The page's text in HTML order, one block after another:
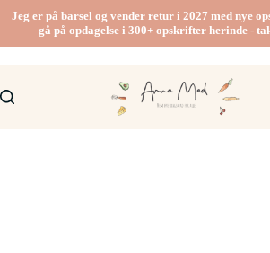
indhold
Jeg er på barsel og vender retur i 2027 med nye
gå på opdagelse i 300+ opskrifter herinde -